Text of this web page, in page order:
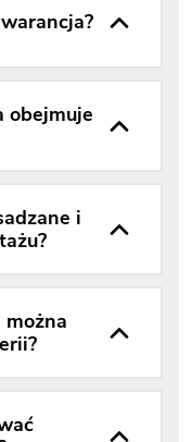
obejmuje
i